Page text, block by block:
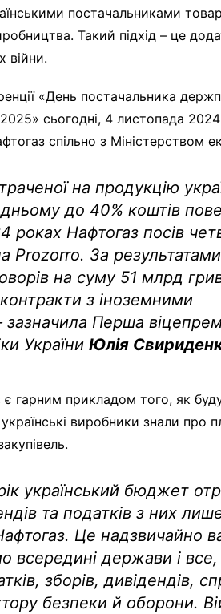
постачальниками
Такий підхід – це
війни.
«День постачальника
сьогодні, 4 листопада
спільно з Міністерством
на продукцію
до 40% коштів
Нафтогаз посів
Prozorro. За
на суму 51 млрд
з іноземними
Перша
УкраїниЮлія
є гарним прикладом того, як
виробники знали про
український бюджет
та податків з них
Це надзвичайно
всередині держави і
зборів, дивідендів,
безпеки й оборони.